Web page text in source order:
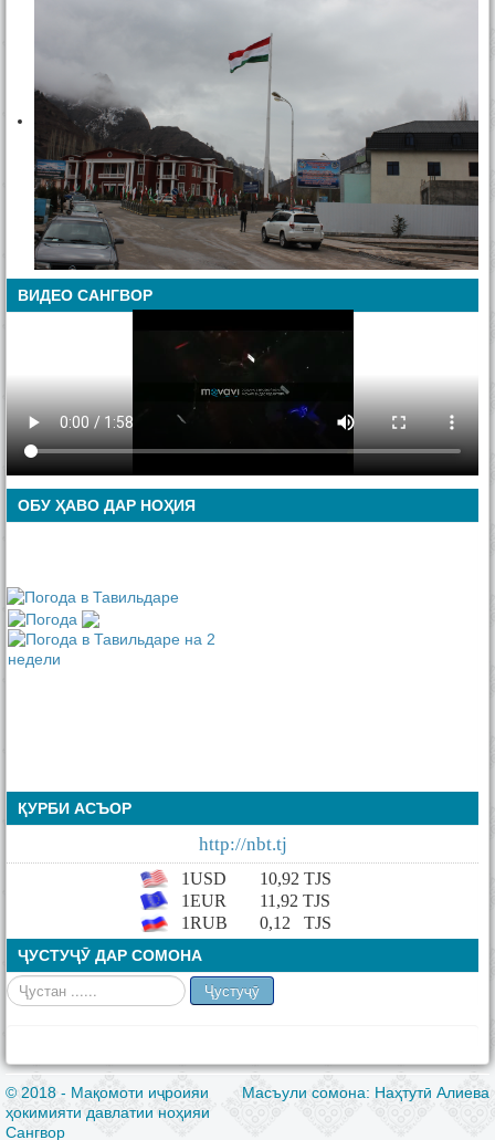
ВИДЕО САНГВОР
ОБУ ҲАВО ДАР НОҲИЯ
ҚУРБИ АСЪОР
http://nbt.tj
1USD 10,92 TJS
1EUR
11,92 TJS
1RUB
0,12 TJS
ҶУСТУҶӮ ДАР СОМОНА
Ҷустан Ҷустуҷӯ
Масъули сомона: Наҳтутӣ Алиева
© 2018 - Мақомоти иҷроияи
ҳокимияти давлатии ноҳияи
Сангвор